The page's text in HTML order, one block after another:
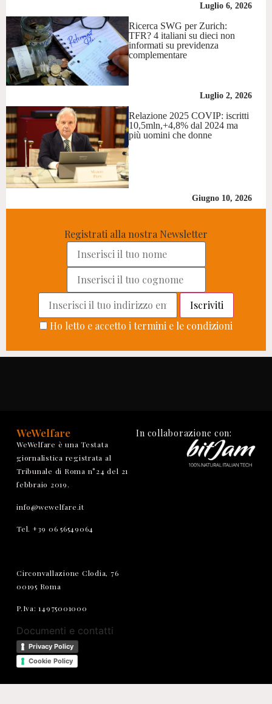
Luglio 6, 2026
Ricerca SWG per Zurich:
TFR? 4 italiani su dieci non
informati su previdenza
complementare
Luglio 2, 2026
Relazione 2025 COVIP: iscritti
10,5mln,+4,8% dal 2024 ma
più uomini che donne
Giugno 10, 2026
Registrati alla nostra Newsletter
Ho letto e accetto i termini e le condizioni
WeWelfare
WeWelfare è una Testata
giornalistica registrata al
Tribunale di Roma n°24 del 21
febbraio 2019.
info@wewelfare.it
Tel. +39 06 56549064
Circonvallazione Clodia, 76
00195 Roma
P.Iva: 14975001000
Documenti e contatti
Privacy Policy
Cookie Policy
In collaborazione con: